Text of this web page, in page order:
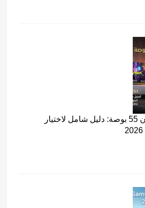
أفضل شاشة تلفزيون 55 بوصة: دليل شامل لاختيار